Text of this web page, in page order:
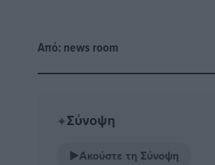
Από: news room
✦Σύνοψη
▶Ακούστε τη Σύνοψη